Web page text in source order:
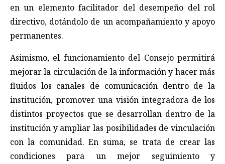
en un elemento facilitador del desempeño del rol
directivo, dotándolo de un acompañamiento y apoyo
permanentes.
Asimismo, el funcionamiento del Consejo permitirá
mejorar la circulación de la información y hacer más
fluidos los canales de comunicación dentro de la
institución, promover una visión integradora de los
distintos proyectos que se desarrollan dentro de la
institución y ampliar las posibilidades de vinculación
con la comunidad. En suma, se trata de crear las
condiciones para un mejor seguimiento y